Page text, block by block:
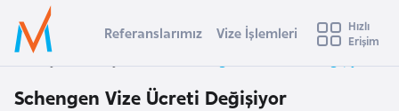
Ülke Seçimi
Başvuru yapmak istediğiniz ülkeyi seçin
Üye
Girişi
Referanslarımız Vize İşlemleri
Hızlı
Erişim
Anasayfa
Schengen Vize Ücreti Değişiyor
s
t
a